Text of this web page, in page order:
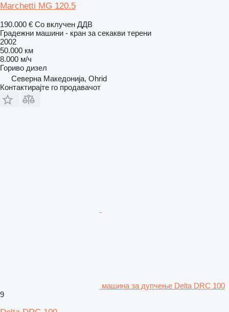
Marchetti MG 120.5
190.000 € Со вклучен ДДВ
Градежни машини - кран за секакви терени
2002
50.000 км
8.000 м/ч
Гориво дизел
Северна Македонија, Ohrid
Контактирајте го продавачот
машина за дупчење Delta DRC 100
9